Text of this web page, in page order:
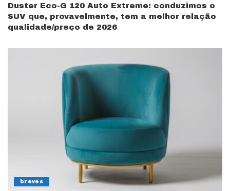
Duster Eco-G 120 Auto Extreme: conduzimos o
SUV que, provavelmente, tem a melhor relação
qualidade/preço de 2026
breves